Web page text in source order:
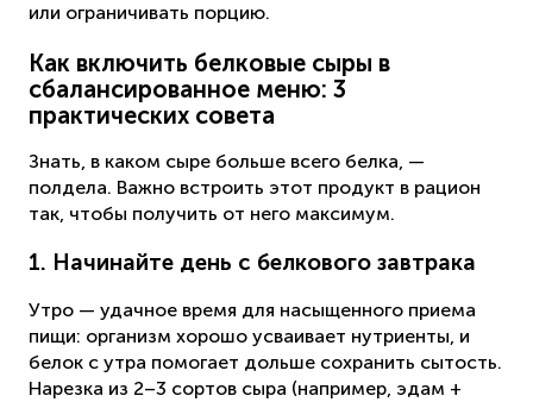
или ограничивать порцию.
Как включить белковые сыры в
сбалансированное меню: 3
практических совета
Знать, в каком сыре больше всего белка, —
полдела. Важно встроить этот продукт в рацион
так, чтобы получить от него максимум.
1. Начинайте день с белкового завтрака
Утро — удачное время для насыщенного приема
пищи: организм хорошо усваивает нутриенты, и
белок с утра помогает дольше сохранить сытость.
Нарезка из 2–3 сортов сыра (например, эдам +